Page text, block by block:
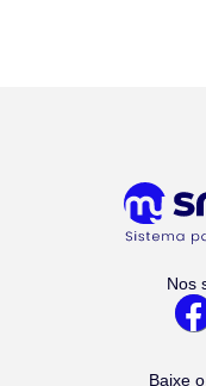
Nos
Baixe